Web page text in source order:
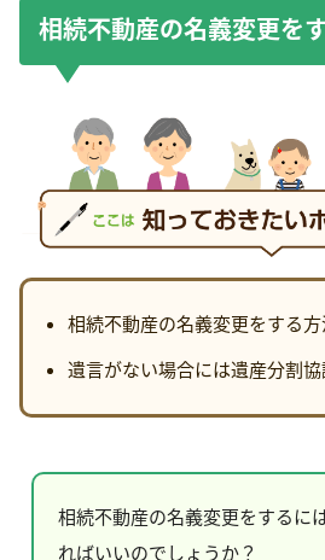
相続不動産の名義変更を
相続不動産の名義変更をする方
遺言がない場合には遺産分割
相続不動産の名義変更をするに
ればいいのでしょうか？